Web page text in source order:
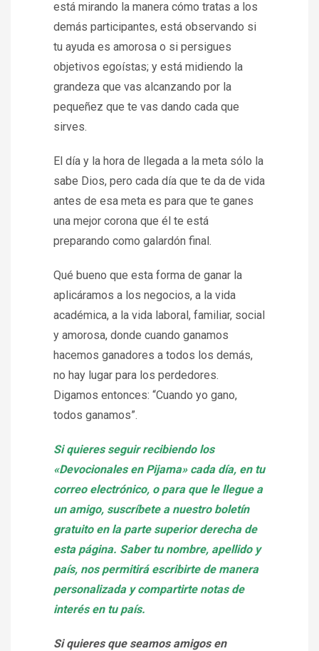
está mirando la manera cómo tratas a los
demás participantes, está observando si
tu ayuda es amorosa o si persigues
objetivos egoístas; y está midiendo la
grandeza que vas alcanzando por la
pequeñez que te vas dando cada que
sirves.
El día y la hora de llegada a la meta sólo la
sabe Dios, pero cada día que te da de vida
antes de esa meta es para que te ganes
una mejor corona que él te está
preparando como galardón final.
Qué bueno que esta forma de ganar la
aplicáramos a los negocios, a la vida
académica, a la vida laboral, familiar, social
y amorosa, donde cuando ganamos
hacemos ganadores a todos los demás,
no hay lugar para los perdedores.
Digamos entonces: “Cuando yo gano,
todos ganamos”.
Si quieres seguir recibiendo los
«Devocionales en Pijama» cada día, en tu
correo electrónico, o para que le llegue a
un amigo, suscríbete a nuestro boletín
gratuito en la parte superior derecha de
esta página. Saber tu nombre, apellido y
país, nos permitirá escribirte de manera
personalizada y compartirte notas de
interés en tu país.
Si quieres que seamos amigos en